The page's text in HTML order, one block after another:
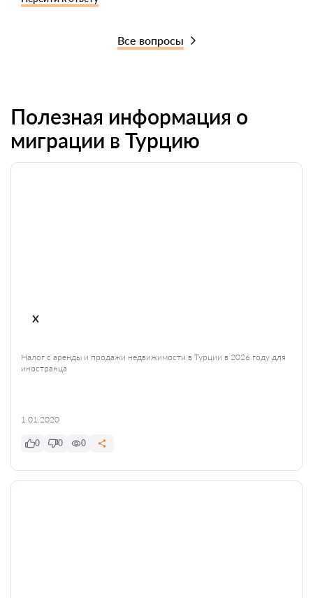
Все вопросы
Полезная информация о
миграции в Турцию
x
Налог с аренды и продажи недвижимости в Турции в 2026 году для
иностранца
1.01.2020
0 0 0